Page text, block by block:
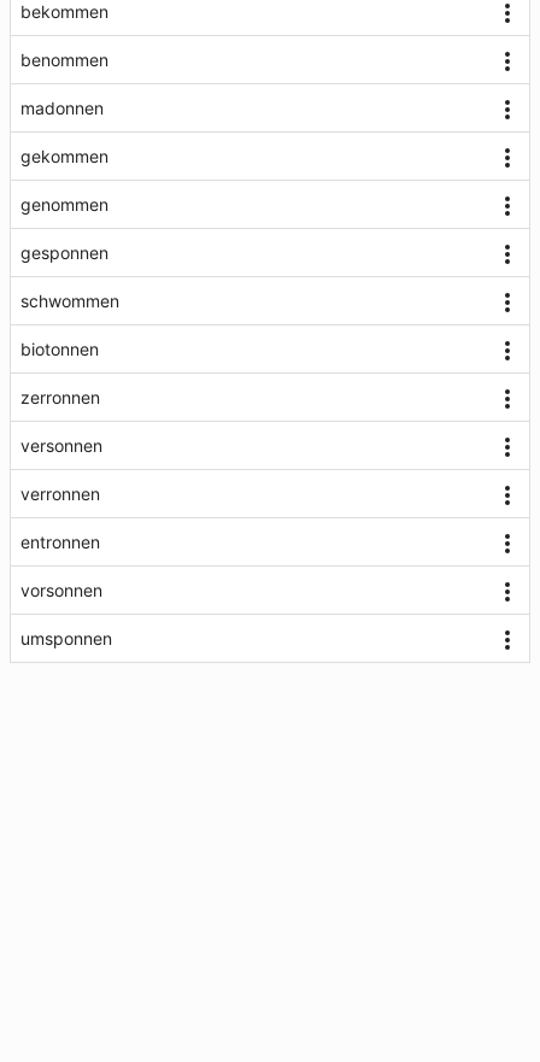
bekommen
benommen
madonnen
gekommen
genommen
gesponnen
schwommen
biotonnen
zerronnen
versonnen
verronnen
entronnen
vorsonnen
umsponnen